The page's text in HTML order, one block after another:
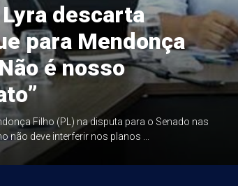
descarta
para Mendonça
é nosso
Filho (PL) na disputa para o Senado nas
não deve interferir nos planos ...